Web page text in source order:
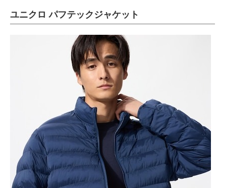
ユニクロ パフテックジャケット